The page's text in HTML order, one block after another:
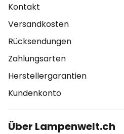
Kontakt
Versandkosten
Rücksendungen
Zahlungsarten
Herstellergarantien
Kundenkonto
Über Lampenwelt.ch